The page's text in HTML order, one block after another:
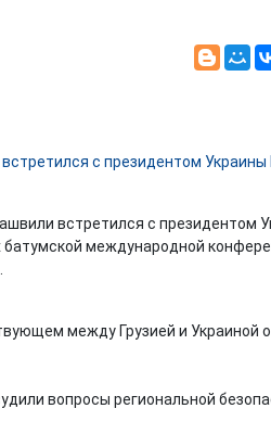
встретился с президентом
международной
между Грузией и Украиной
вопросы региональной